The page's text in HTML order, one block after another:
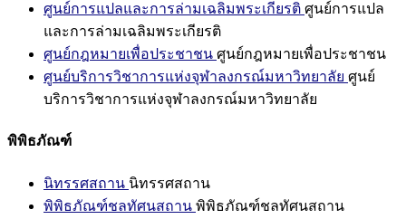
ศูนย์การแปลและการล่ามเฉลิมพระเกียรติ ศูนย์การแปล
และการล่ามเฉลิมพระเกียรติ
ศูนย์กฎหมายเพื่อประชาชน ศูนย์กฎหมายเพื่อประชาชน
ศูนย์บริการวิชาการแห่งจุฬาลงกรณ์มหาวิทยาลัย ศูนย์
บริการวิชาการแห่งจุฬาลงกรณ์มหาวิทยาลัย
พิพิธภัณฑ์
นิทรรศสถาน นิทรรศสถาน
พิพิธภัณฑ์ชลทัศนสถาน พิพิธภัณฑ์ชลทัศนสถาน